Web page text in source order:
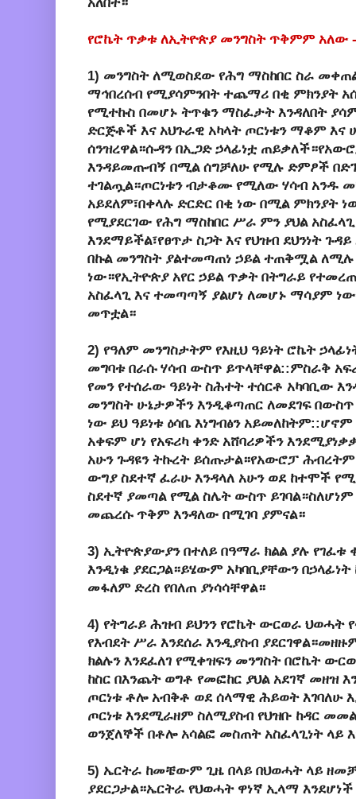
የሮኬት ጥቃቱ ለኢትዮጵያ መንግስት ጥቅምም አለው
1) መንግስት ለሚወስደው የሕግ ማስከበር ስራ
ማኅበረሰብ የሚያሳምንበት ተጨማሪ በቂ ምክንያት
የሚተኩስ በመሆኑ ትጥቁን ማስፈታት እንዳለበት
ድርጅቶች እና አህጉራዊ አካላት ጦርነቱን ማቆም እና
ሰንዝረዋል።ሱዳን በኢጋድ ኃላፊነቷ
እንዳይመጡብኝ በሚል ሰግቻለሁ የሚሉ ድምፆች
ተገልጧል።ጦርነቱን ብታቆሙ የሚለው ሃሳብ አንዱ
አይደለም፣በቀላሉ ድርድር በቂ ነው በሚል ምክንያት
የሚያደርገው የሕግ ማስከበር ሥራ ምን ያህል
እንደማይችል፣የፀጥታ ስጋት እና የህዝብ ደህንነት
በኩል መንግስት ያልተመጣጠነ ኃይል ተጠቅሟል
ነው።የኢትዮጵያ አየር ኃይል ጥቃት በትግራይ
አስፈላጊ እና ተመጣጣኝ ያልሆነ ለመሆኑ ማሳያም
መጥቷል።
2) የዓለም መንግስታትም የእዚህ ዓይነት ሮኬት
መግባቱ በራሱ ሃሳብ ውስጥ ይጥላቸዋል::ምስራቅ
የመን የተሰራው ዓይነት ስሕተት ተሰርቶ አካባቢው
መንግስት ሁኔታዎችን እንዲቆጣጠር ለመደገፍ በውስጥ
ነው ይህ ዓይነቱ ዕሳቤ እነግብፅን
አቀፍም ሆነ የአፍሪካ ቀንድ አሸባሪዎችን
አሁን ጉዳዩን ትኩረት ይሰጡታል።የአውሮፓ
ውግያ ስደተኛ ፈራሁ እንዳላለ አሁን ወደ ከተሞች
ስደተኛ ያመጣል የሚል ስሌት ውስጥ ይገባል።ስለሆነም
መጨረሱ ጥቅም እንዳለው በሚገባ ያምናል።
3) ኢትዮጵያውያን በተለይ በዓማራ ክልል ያሉ
እንዲነቁ ያደርጋል።ይሄውም አካባቢያቸውን
መፋለም ድረስ የበለጠ ያነሳሳቸዋል።
4) የትግራይ ሕዝብ ይህንን የሮኬት ውርወራ ህወሓት
የእብደት ሥራ እንደሰራ እንዲያስብ
ክልሉን እንደፈለገ የሚቀዝፍን መንግስት በሮኬት
ከስር በእንጨት ወግቶ የመፎከር ያህል አደገኛ መዘዝ
ጦርነቱ ቶሎ አብቅቶ ወደ ሰላማዊ ሕይወት እገባለሁ
ጦርነቱ እንደሚራዘም ስለሚያስብ የህዝቡ ከዳር
ወንጀለኞች በቶሎ አሳልፎ መስጠት አስፈላጊነት ላይ
5) ኤርትራ ከመቼውም ጊዜ በላይ በህወሓት ላይ
ያደርጋታል።ኤርትራ የህወሓት ዋነኛ ኢላማ